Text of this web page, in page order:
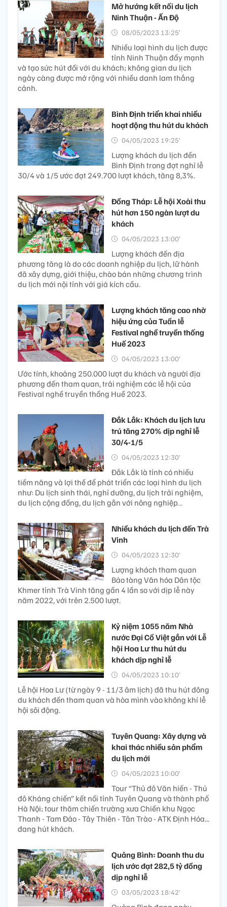
Mở hướng kết nối du lịch
Ninh Thuận - Ấn Độ
08/05/2023 13:25’
Nhiều loại hình du lịch được
tỉnh Ninh Thuận đẩy mạnh
và tạo sức hút đối với du khách; không gian du lịch
ngày càng được mở rộng với nhiều danh lam thắng
cảnh.
Bình Định triển khai nhiều
hoạt động thu hút du khách
04/05/2023 19:25’
Lượng khách du lịch đến
Bình Định trong đợt nghỉ lễ
30/4 và 1/5 ước đạt 249.700 lượt khách, tăng 8,3%.
Đồng Tháp: Lễ hội Xoài thu
hút hơn 150 ngàn lượt du
khách
04/05/2023 13:00’
Lượng khách đến địa
phương tăng là do các doanh nghiệp du lịch, lữ hành
đã xây dựng, giới thiệu, chào bán những chương trình
du lịch mới nội tỉnh với giá kích cầu.
Lượng khách tăng cao nhờ
hiệu ứng của Tuần lễ
Festival nghề truyền thống
Huế 2023
04/05/2023 13:00’
Ước tính, khoảng 250.000 lượt du khách và người địa
phương đến tham quan, trải nghiệm các lễ hội của
Festival nghề truyền thống Huế 2023.
Đắk Lắk: Khách du lịch lưu
trú tăng 270% dịp nghỉ lễ
30/4-1/5
04/05/2023 12:30’
Đắk Lắk là tỉnh có nhiều
tiềm năng và lợi thế để phát triển các loại hình du lịch
như: Du lịch sinh thái, nghỉ dưỡng, du lịch trải nghiệm,
du lịch cộng đồng, du lịch gắn với nông nghiệp…
Nhiều khách du lịch đến Trà
Vinh
04/05/2023 12:30’
Lượng khách tham quan
Bảo tàng Văn hóa Dân tộc
Khmer tỉnh Trà Vinh tăng gần 4 lần so với dịp lễ này
năm 2022, với trên 2.500 lượt.
Kỷ niệm 1055 năm Nhà
nước Đại Cồ Việt gắn với Lễ
hội Hoa Lư thu hút du
khách dịp nghỉ lễ
04/05/2023 10:10’
Lễ hội Hoa Lư (từ ngày 9 - 11/3 âm lịch) đã thu hút đông
du khách đến tham quan và hòa mình vào không khí lễ
hội sôi động.
Tuyên Quang: Xây dựng và
khai thác nhiều sản phẩm
du lịch mới
04/05/2023 10:00’
Tour “Thủ đô Văn hiến - Thủ
đô Kháng chiến” kết nối tỉnh Tuyên Quang và thành phố
Hà Nội; tour thăm chiến trường xưa Chiến khu Ngọc
Thanh - Tam Đảo - Tây Thiên - Tân Trào - ATK Định Hóa...
đang hút khách.
Quảng Bình: Doanh thu du
lịch ước đạt 282,5 tỷ đồng
dịp nghỉ lễ
03/05/2023 18:42’